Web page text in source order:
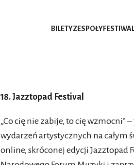
BILETYZESPOŁY
18. Jazztopad Festival
„Co cię nie zabije, to cię
wydarzeń artystycznych na całym
online, skróconej edycji Jazztopad